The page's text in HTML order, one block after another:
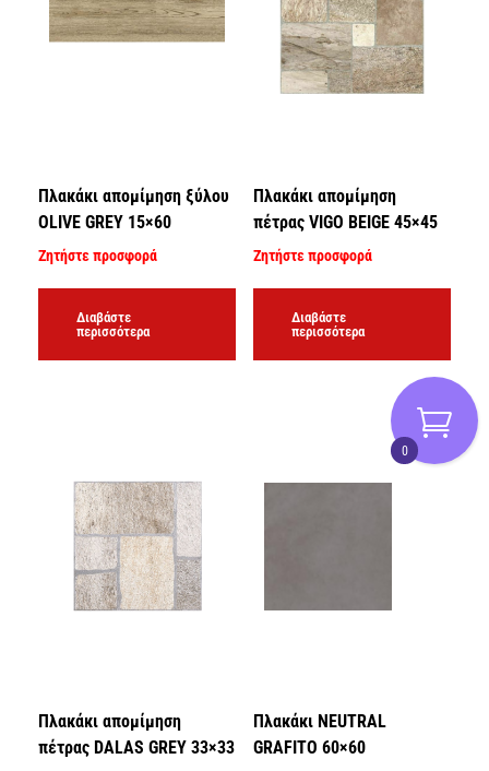
Πλακάκι απομίμηση ξύλου
OLIVE GREY 15×60
Ζητήστε προσφορά
Διαβάστε
περισσότερα
Πλακάκι απομίμηση
πέτρας VIGO BEIGE 45×45
Ζητήστε προσφορά
Διαβάστε
περισσότερα
Πλακάκι απομίμηση
πέτρας DALAS GREY 33×33
Πλακάκι NEUTRAL
GRAFITO 60×60
0